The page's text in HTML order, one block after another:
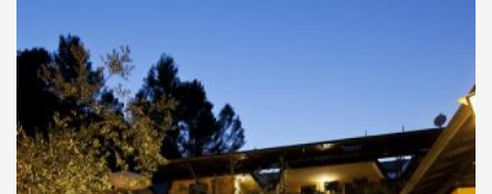
Il suggestivo Ponte delle Torri di Spoleto è una
mastodontica opera a dieci arcate che fa da
raccordo tra il Colle Sant’Elia e Monteluco. Si
tratta di un ponte che misura una lunghezza di 236
metri e un’altezza di circa 90 metri.